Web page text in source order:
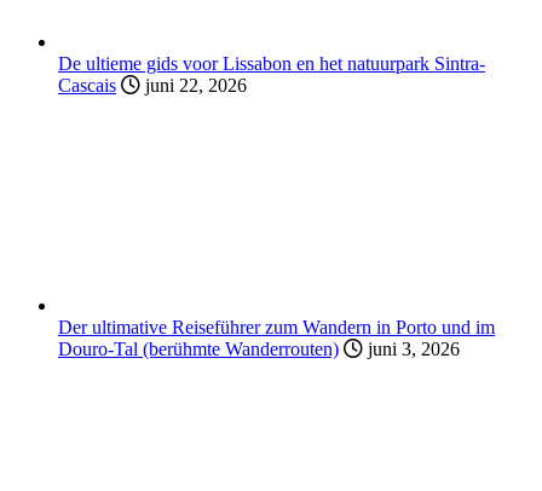
De ultieme gids voor Lissabon en het natuurpark Sintra-
Cascais
juni 22, 2026
Der ultimative Reiseführer zum Wandern in Porto und im
Douro-Tal (berühmte Wanderrouten)
juni 3, 2026